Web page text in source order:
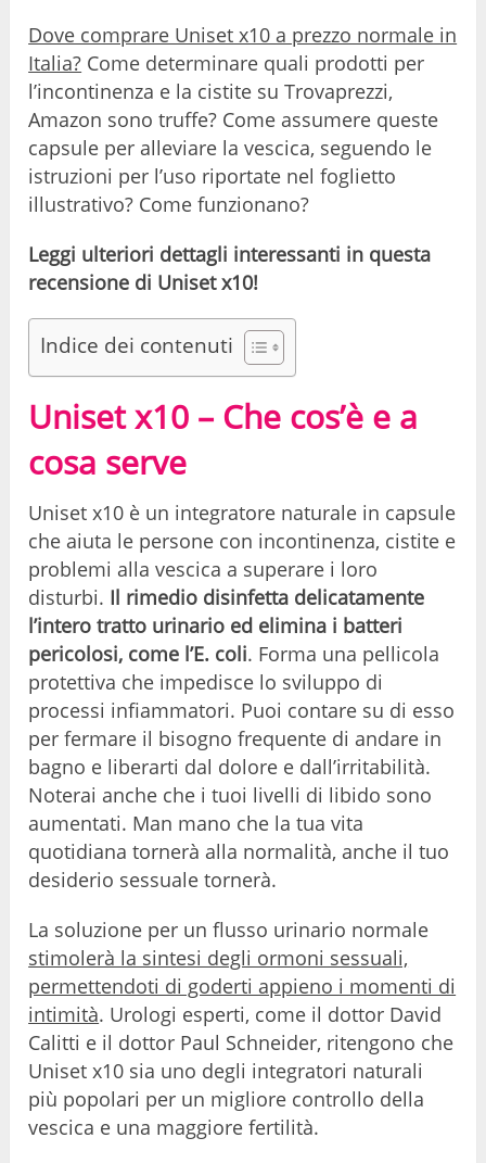
Dove comprare Uniset x10 a prezzo normale in
Italia? Come determinare quali prodotti per
l’incontinenza e la cistite su Trovaprezzi,
Amazon sono truffe? Come assumere queste
capsule per alleviare la vescica, seguendo le
istruzioni per l’uso riportate nel foglietto
illustrativo? Come funzionano?
Leggi ulteriori dettagli interessanti in questa
recensione di Uniset x10!
Indice dei contenuti
Uniset x10 – Che cos’è e a
cosa serve
Uniset x10 è un integratore naturale in capsule
che aiuta le persone con incontinenza, cistite e
problemi alla vescica a superare i loro
disturbi. Il rimedio disinfetta delicatamente
l’intero tratto urinario ed elimina i batteri
pericolosi, come l’E. coli. Forma una pellicola
protettiva che impedisce lo sviluppo di
processi infiammatori. Puoi contare su di esso
per fermare il bisogno frequente di andare in
bagno e liberarti dal dolore e dall’irritabilità.
Noterai anche che i tuoi livelli di libido sono
aumentati. Man mano che la tua vita
quotidiana tornerà alla normalità, anche il tuo
desiderio sessuale tornerà.
La soluzione per un flusso urinario normale
stimolerà la sintesi degli ormoni sessuali,
permettendoti di goderti appieno i momenti di
intimità. Urologi esperti, come il dottor David
Calitti e il dottor Paul Schneider, ritengono che
Uniset x10 sia uno degli integratori naturali
più popolari per un migliore controllo della
vescica e una maggiore fertilità.